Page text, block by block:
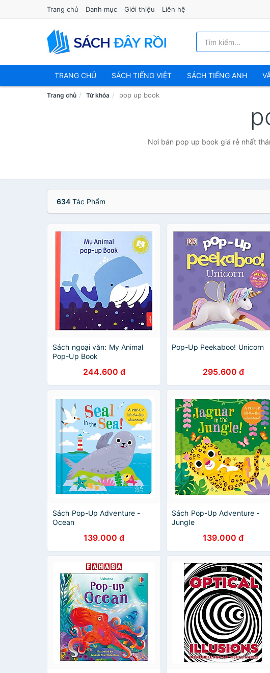
Trang chủ Danh mục Giới thiệu Liên hệ
TRANG CHỦ SÁCH TIẾNG VIỆT SÁCH TIẾNG ANH
Trang chủ Từ khóa pop up book
Nơi bán pop up book giá rẻ nhất
634 Tác Phẩm
Sách ngoại văn: My Animal
Pop-Up Book
244.600 đ
Pop-Up Peekaboo! Unicorn
295.600 đ
Sách Pop-Up Adventure -
Ocean
139.000 đ
Sách Pop-Up Adventure -
Jungle
139.000 đ